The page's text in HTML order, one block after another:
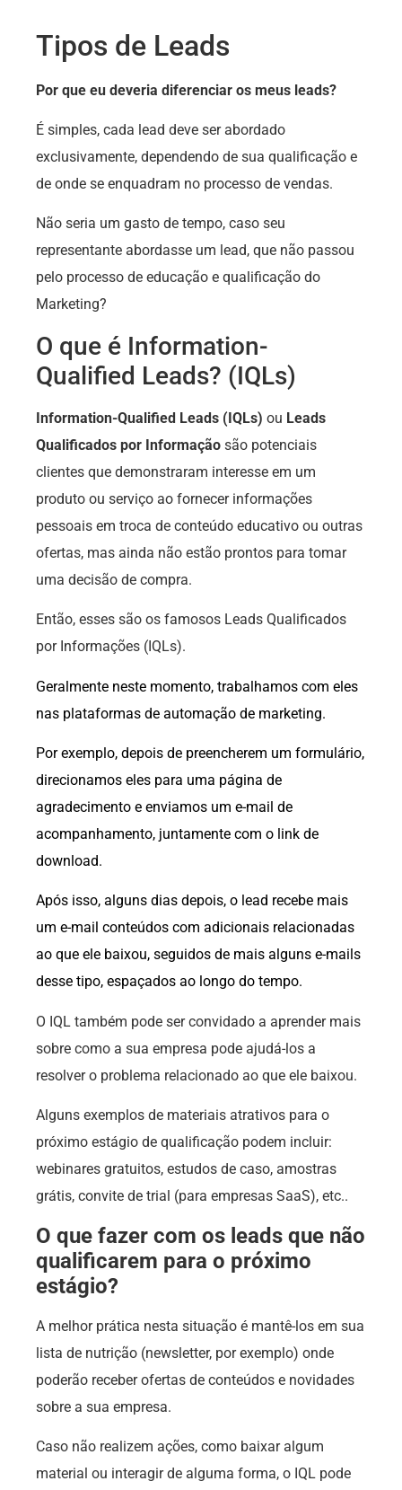
Tipos de Leads
Por que eu deveria diferenciar os meus leads?
É simples, cada lead deve ser abordado
exclusivamente, dependendo de sua qualificação e
de onde se enquadram no processo de vendas.
Não seria um gasto de tempo, caso seu
representante abordasse um lead, que não passou
pelo processo de educação e qualificação do
Marketing?
O que é Information-
Qualified Leads? (IQLs)
Information-Qualified Leads (IQLs) ou Leads
Qualificados por Informação são potenciais
clientes que demonstraram interesse em um
produto ou serviço ao fornecer informações
pessoais em troca de conteúdo educativo ou outras
ofertas, mas ainda não estão prontos para tomar
uma decisão de compra.
Então, esses são os famosos Leads Qualificados
por Informações (IQLs).
Geralmente neste momento, trabalhamos com eles
nas plataformas de automação de marketing.
Por exemplo, depois de preencherem um formulário,
direcionamos eles para uma página de
agradecimento e enviamos um e-mail de
acompanhamento, juntamente com o link de
download.
Após isso, alguns dias depois, o lead recebe mais
um e-mail conteúdos com adicionais relacionadas
ao que ele baixou, seguidos de mais alguns e-mails
desse tipo, espaçados ao longo do tempo.
O IQL também pode ser convidado a aprender mais
sobre como a sua empresa pode ajudá-los a
resolver o problema relacionado ao que ele baixou.
Alguns exemplos de materiais atrativos para o
próximo estágio de qualificação podem incluir:
webinares gratuitos, estudos de caso, amostras
grátis, convite de trial (para empresas SaaS), etc..
O que fazer com os leads que não
qualificarem para o próximo
estágio?
A melhor prática nesta situação é mantê-los em sua
lista de nutrição (newsletter, por exemplo) onde
poderão receber ofertas de conteúdos e novidades
sobre a sua empresa.
Caso não realizem ações, como baixar algum
material ou interagir de alguma forma, o IQL pode